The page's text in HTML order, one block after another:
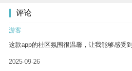
评论
游客
这款app的社区氛围很温馨，让我能够感受到
2025-09-26